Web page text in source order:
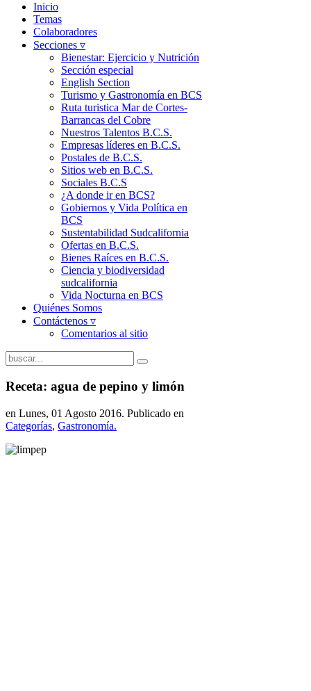
Inicio
Temas
Colaboradores
Secciones ▿
Bienestar: Ejercicio y Nutrición
Sección especial
English Section
Turismo y Gastronomía en BCS
Ruta turistica Mar de Cortes-
Barrancas del Cobre
Nuestros Talentos B.C.S.
Empresas líderes en B.C.S.
Postales de B.C.S.
Sitios web en B.C.S.
Sociales B.C.S
¿A donde ir en BCS?
Gobiernos y Vida Política en
BCS
Sustentabilidad Sudcalifornia
Ofertas en B.C.S.
Bienes Raíces en B.C.S.
Ciencia y biodiversidad
sudcalifornia
Vida Nocturna en BCS
Quiénes Somos
Contáctenos ▿
Comentarios al sitio
Receta: agua de pepino y limón
en Lunes, 01 Agosto 2016. Publicado en
Categorías, Gastronomía.